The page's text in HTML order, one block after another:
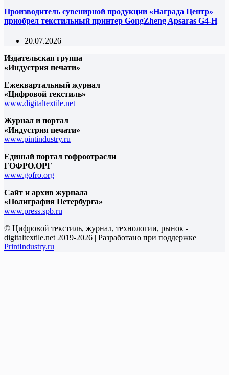
Производитель сувенирной продукции «Награда Центр»
приобрел текстильный принтер GongZheng Apsaras G4-H
20.07.2026
Издательская группа
«Индустрия печати»
Ежеквартальный журнал
«Цифровой текстиль»
www.digitaltextile.net
Журнал и портал
«Индустрия печати»
www.pintindustry.ru
Единый портал гофроотрасли
ГОФРО.ОРГ
www.gofro.org
Сайт и архив журнала
«Полиграфия Петербурга»
www.press.spb.ru
© Цифровой текстиль, журнал, технологии, рынок -
digitaltextile.net 2019-2026 | Разработано при поддержке
PrintIndustry.ru